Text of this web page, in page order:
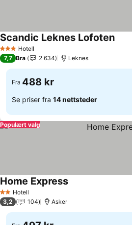
3 StjernerHotell
Scandic Leknes LofotenSe
7,7 Bra 2 634 Leknes
Fra 488 kr
Se priser fra 14 nettsteder
Populært valg
2 Stjerner
Hotell
Home ExpressSe priser
3,2 104 Asker